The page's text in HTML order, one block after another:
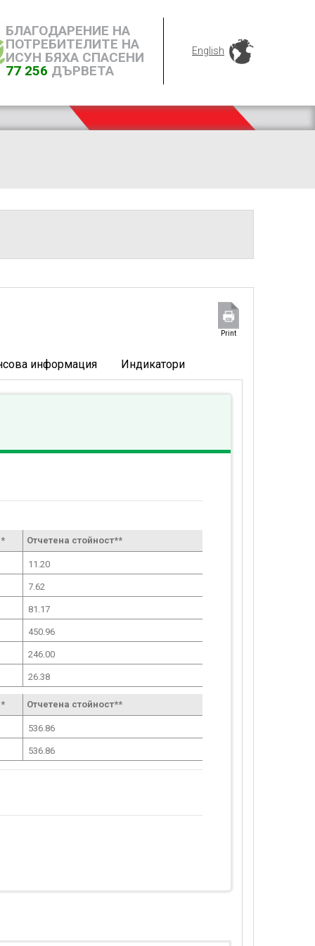
БЛАГОДАРЕНИЕ НА
ПОТРЕБИТЕЛИТЕ НА
ИСУН БЯХА СПАСЕНИ
77 256 ДЪРВЕТА
English
Print
информация Индикатори
Отчетена стойност**
11.20
7.62
81.17
450.96
246.00
26.38
Отчетена стойност**
536.86
536.86